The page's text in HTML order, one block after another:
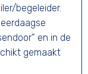
begeleider.
en in de
gemaakt